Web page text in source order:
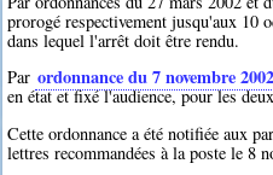
prorogé respectivement jusqu'aux 10
dans lequel l'arrêt doit être rendu.
Par ordonnance du 7 novembre 2002
en état et fixé l'audience, pour les
Cette ordonnance a été notifiée aux
lettres recommandées à la poste le 8